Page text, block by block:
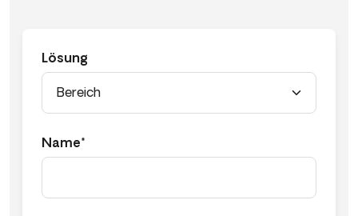
Lösung
Name*